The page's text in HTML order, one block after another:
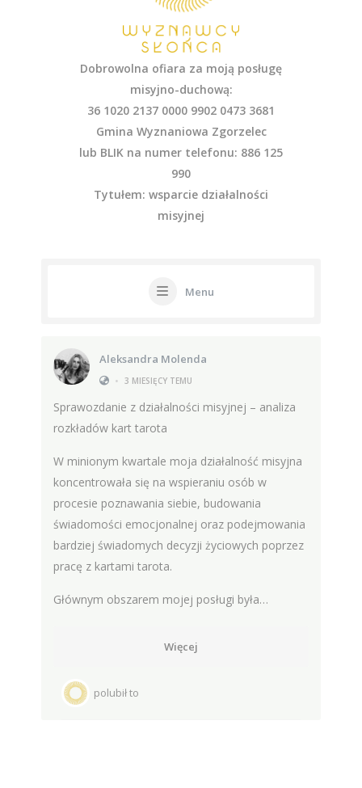
Dobrowolna ofiara za moją posługę
misyjno-duchową:
36 1020 2137 0000 9902 0473 3681
Gmina Wyznaniowa Zgorzelec
lub BLIK na numer telefonu: 886 125
990
Tytułem: wsparcie działalności
misyjnej
Menu
Aleksandra Molenda
•
3 MIESIĘCY TEMU
Sprawozdanie z działalności misyjnej – analiza
rozkładów kart tarota
W minionym kwartale moja działalność misyjna
koncentrowała się na wspieraniu osób w
procesie poznawania siebie, budowania
świadomości emocjonalnej oraz podejmowania
bardziej świadomych decyzji życiowych poprzez
pracę z kartami tarota.
Głównym obszarem mojej posługi była…
Więcej
polubił to